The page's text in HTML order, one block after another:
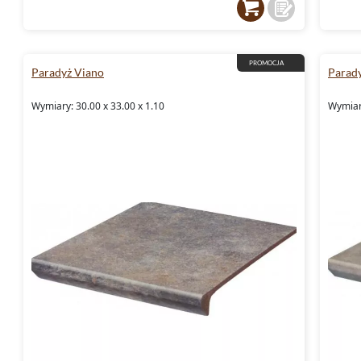
zapewnią trwałość i doskonały wygląd
PROMOCJA
Paradyż Viano
Wymiary: 30.00 x 33.00 x 1.10